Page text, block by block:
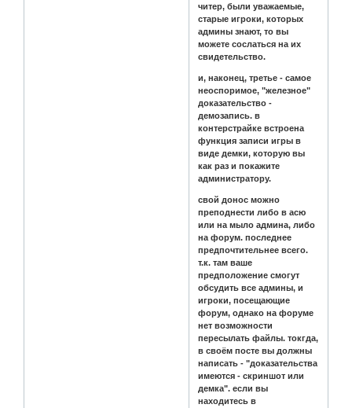
читер, были уважаемые,
старые игроки, которых
админы знают, то вы
можете сослаться на их
свидетельство.
и, наконец, третье - самое
неоспоримое, "железное"
доказательство -
демозапись. в
контерстрайке встроена
функция записи игры в
виде демки, которую вы
как раз и покажите
администратору.
свой донос можно
преподнести либо в асю
или на мыло админа, либо
на форум. последнее
предпочтительнее всего.
т.к. там ваше
предположение смогут
обсудить все админы, и
игроки, посещающие
форум, однако на форуме
нет возможности
пересылать файлы. токгда,
в своём посте вы должны
написать - "доказательства
имеются - скриншот или
демка". если вы
находитесь в